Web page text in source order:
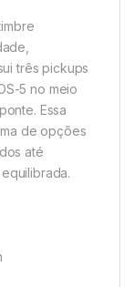
três pickups
5 no meio
Essa
de opções
até